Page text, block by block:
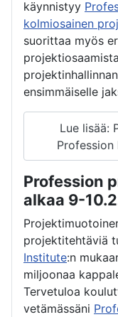
käynnistyy
kolmiosainen
suorittaa myös
ensimmäiselle
Lue lisää:
Profession
Profession
alkaa 9-
projektitehtäviä
Institute:n
miljoonaa
Tervetuloa
vetämässäni